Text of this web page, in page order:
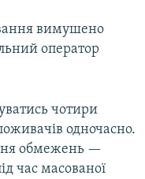
вимушено
оператор
чотири
одночасно.
обмежень —
час масованої